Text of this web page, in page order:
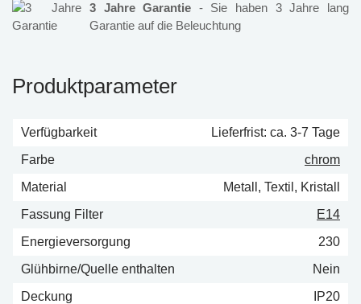
3 Jahre Garantie - Sie haben 3 Jahre lang
Garantie auf die Beleuchtung
Produktparameter
Verfügbarkeit
Lieferfrist: ca. 3-7 Tage
Farbe
chrom
Material
Metall, Textil, Kristall
Fassung Filter
E14
Energieversorgung
230
Glühbirne/Quelle enthalten
Nein
Deckung
IP20